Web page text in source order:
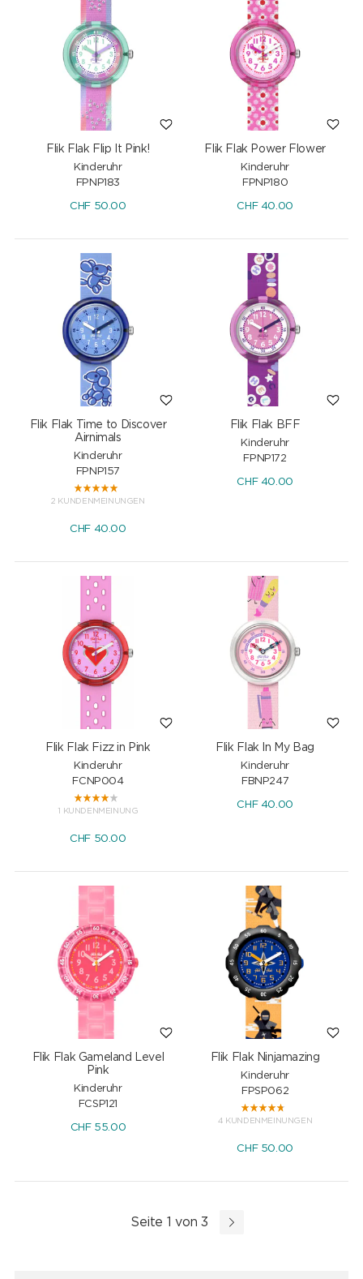
Flik Flak Flip It Pink!
Kinderuhr
FPNP183
CHF 50.00
Flik Flak Power Flower
Kinderuhr
FPNP180
CHF 40.00
Flik Flak Time to Discover
Airnimals
Kinderuhr
FPNP157
2 KUNDENMEINUNGEN
CHF 40.00
Flik Flak BFF
Kinderuhr
FPNP172
CHF 40.00
Flik Flak Fizz in Pink
Kinderuhr
FCNP004
1 KUNDENMEINUNG
CHF 50.00
Flik Flak In My Bag
Kinderuhr
FBNP247
CHF 40.00
Flik Flak Gameland Level
Pink
Kinderuhr
FCSP121
CHF 55.00
Flik Flak Ninjamazing
Kinderuhr
FPSP062
4 KUNDENMEINUNGEN
CHF 50.00
Seite 1 von 3